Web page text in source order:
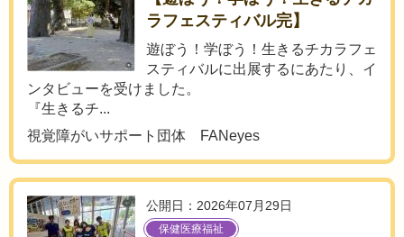
ラフェスティバル完】
遊ぼう！学ぼう！生きるチカラフェ
スティバルに出展するにあたり、イ
ンタビューを受けました。
『生きるチ...
視覚障がいサポート団体 FANeyes
公開日：2026年07月29日
保健医療福祉